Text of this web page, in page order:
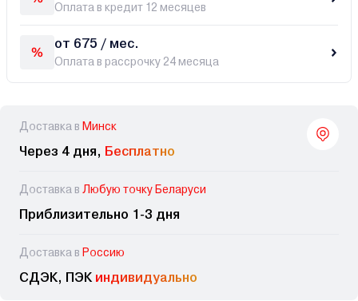
Оплата в кредит 12 месяцев
от 675 / мес.
Оплата в рассрочку 24 месяца
Доставка в Минск
Через 4 дня, Бесплатно
Доставка в Любую точку Беларуси
Приблизительно 1-3 дня
Доставка в Россию
СДЭК, ПЭК индивидуально